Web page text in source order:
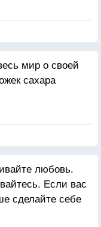
мир о своей
сахара
любовь.
Если вас
сделайте себе